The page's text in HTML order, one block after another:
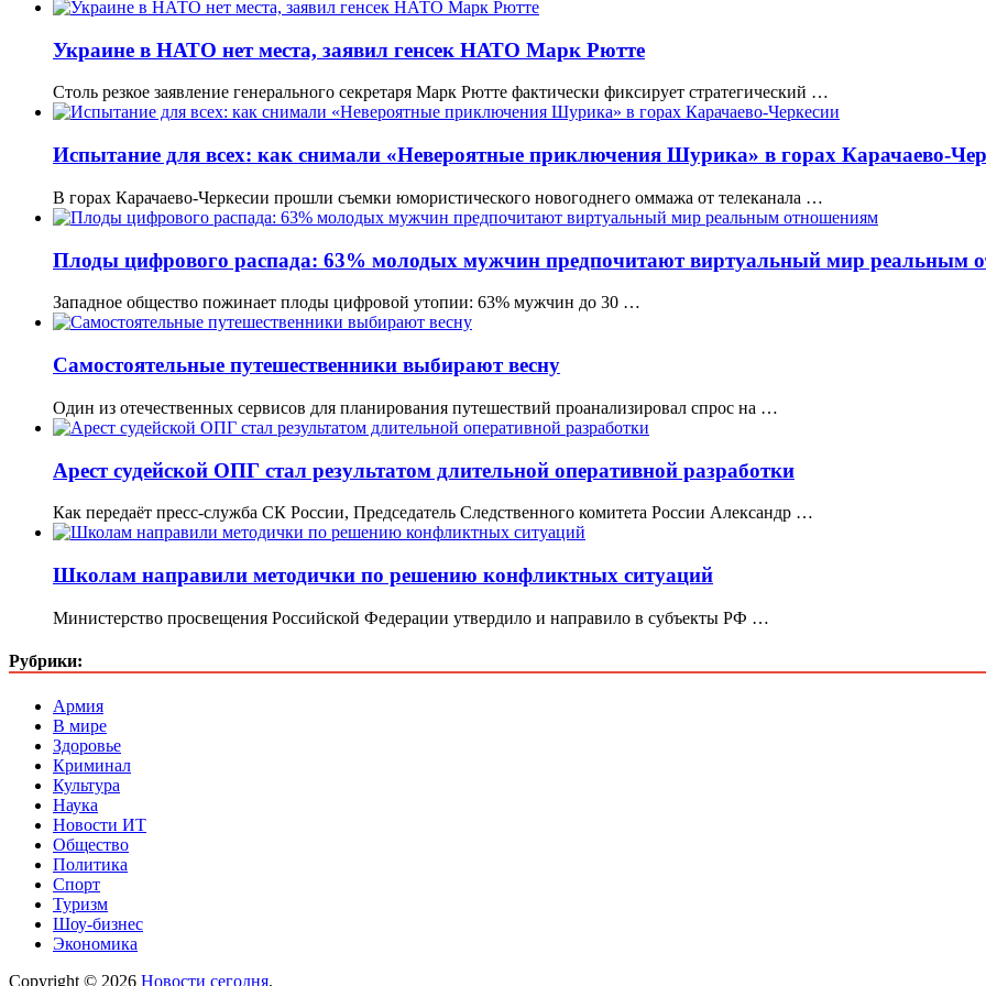
Украине в НАТО нет места, заявил генсек НАТО Марк Рютте
Столь резкое заявление генерального секретаря Марк Рютте фактически фиксирует стратегический …
Испытание для всех: как снимали «Невероятные приключения Шурика» в горах Карачаево-
В горах Карачаево-Черкесии прошли съемки юмористического новогоднего оммажа от телеканала …
Плоды цифрового распада: 63% молодых мужчин предпочитают виртуальный мир реальным
Западное общество пожинает плоды цифровой утопии: 63% мужчин до 30 …
Самостоятельные путешественники выбирают весну
Один из отечественных сервисов для планирования путешествий проанализировал спрос на …
Арест судейской ОПГ стал результатом длительной оперативной разработки
Как передаёт пресс-служба СК России, Председатель Следственного комитета России Александр …
Школам направили методички по решению конфликтных ситуаций
Министерство просвещения Российской Федерации утвердило и направило в субъекты РФ …
Рубрики:
Армия
В мире
Здоровье
Криминал
Культура
Наука
Новости ИТ
Общество
Политика
Спорт
Туризм
Шоу-бизнес
Экономика
Copyright © 2026 Новости сегодня.